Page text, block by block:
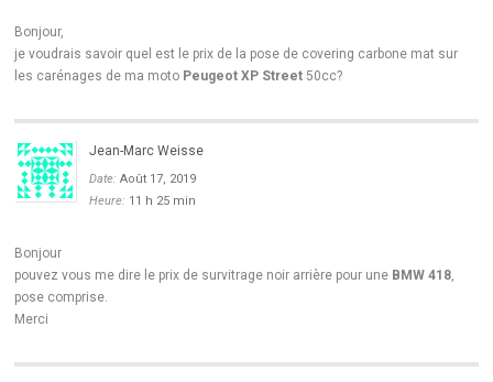
Bonjour,
je voudrais savoir quel est le prix de la pose de covering carbone mat sur
les carénages de ma moto Peugeot XP Street 50cc?
Jean-Marc Weisse
Date:Août 17, 2019
Heure: 11 h 25 min
Bonjour
pouvez vous me dire le prix de survitrage noir arrière pour une BMW 418,
pose comprise.
Merci